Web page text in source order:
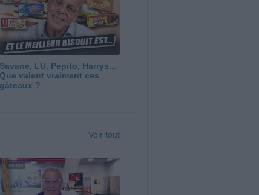
Savane, LU, Pepito, Harrys...
Que valent vraiment ces
gâteaux ?
Voir tout